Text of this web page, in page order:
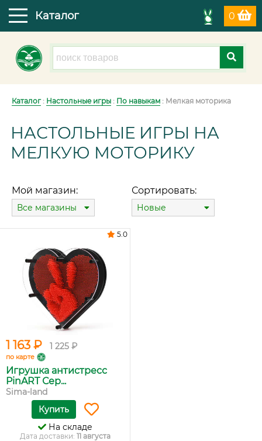
0
Каталог
Каталог: Настольные игры : По навыкам : Мелкая моторика
НАСТОЛЬНЫЕ ИГРЫ НА
МЕЛКУЮ МОТОРИКУ
Мой магазин:
Все магазины
Сортировать:
Новые
1 163 ₽ 1 225 ₽
по карте
Игрушка антистресс
PinART Сер...
Sima-land
5.0
Купить
На складе
Дата доставки: 11 августа